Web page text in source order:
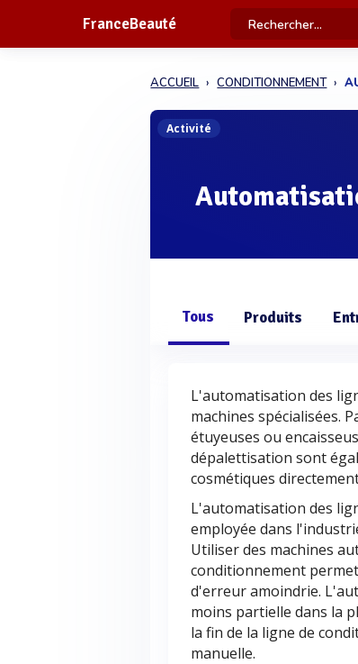
FranceBeauté
ACCUEIL CONDITIONNEMENT
Activité
Tous Produits
L'automatisation des
machines spécialisées.
étuyeuses ou
dépalettisation sont
cosmétiques
L'automatisation des
employée dans
Utiliser des machines
conditionnement
d'erreur amoindrie.
moins partielle dans la
la fin de la ligne de
manuelle.